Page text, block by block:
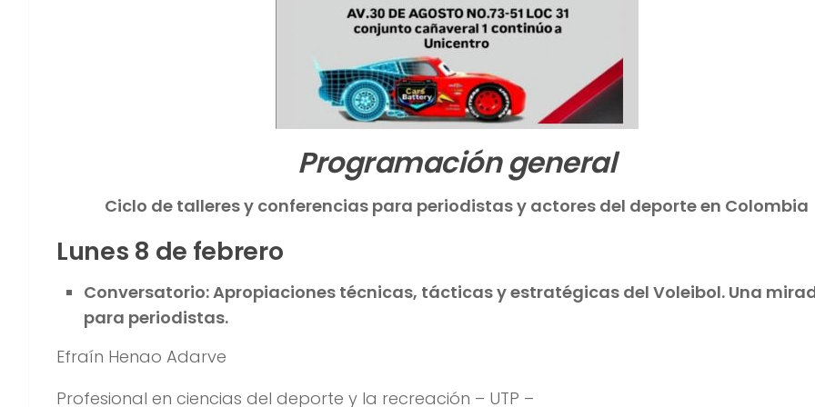
Programación general
Ciclo de talleres y conferencias para periodistas y actores del deporte en Colombia
Lunes 8 de febrero
Conversatorio: Apropiaciones técnicas, tácticas y estratégicas del Voleibol. Una
para periodistas.
Efraín Henao Adarve
Profesional en ciencias del deporte y la recreación – UTP –